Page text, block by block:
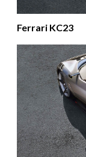
Ferrari KC23